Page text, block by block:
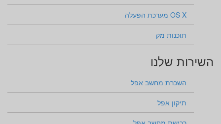
OS X מערכת הפעלה
תוכנות מק
השירות שלנו
השכרת מחשב אפל
תיקון אפל